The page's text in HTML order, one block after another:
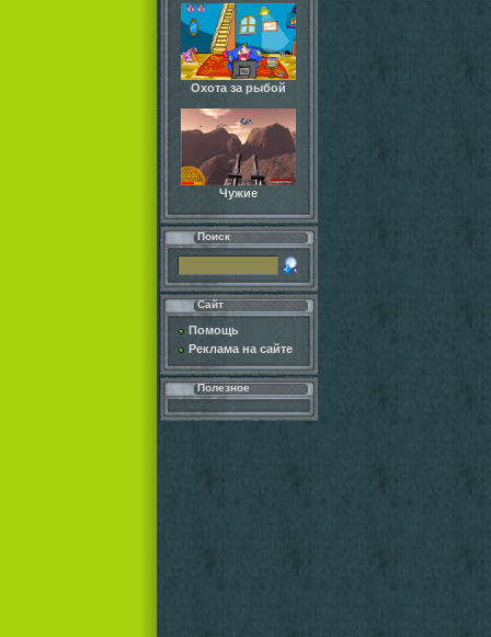
Охота за рыбой
Чужие
Поиск
Сайт
Помощь
Реклама на сайте
Полезное